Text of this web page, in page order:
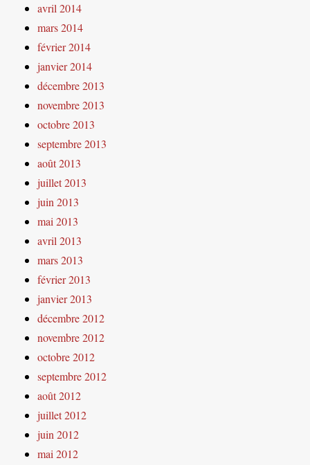
avril 2014
mars 2014
février 2014
janvier 2014
décembre 2013
novembre 2013
octobre 2013
septembre 2013
août 2013
juillet 2013
juin 2013
mai 2013
avril 2013
mars 2013
février 2013
janvier 2013
décembre 2012
novembre 2012
octobre 2012
septembre 2012
août 2012
juillet 2012
juin 2012
mai 2012